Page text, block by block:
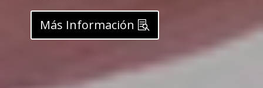
Más Información